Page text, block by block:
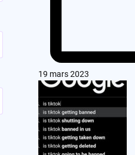
19 mars 2023